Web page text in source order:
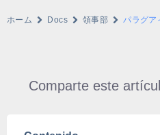
ホーム Docs 領事部 パラグア
Comparte este